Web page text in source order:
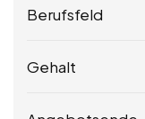
Berufsfeld
Gehalt